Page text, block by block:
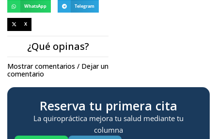
WhatsApp Telegram
X
¿Qué opinas?
Mostrar comentarios / Dejar un
comentario
Reserva tu primera cita
La quiropráctica mejora tu salud mediante tu
columna